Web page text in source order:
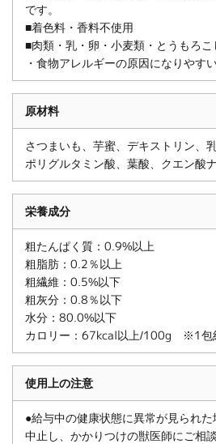
です。
■着色料・香料不使用
■肉類・乳・卵・小麦類・とうもろこ
・食物アレルギーの原因になりやす
原材料
さつまいも、芋蜜、デキストリン、
ポリグルタミン酸、葉酸、クエン酸
栄養成分
粗たんぱく質：0.9%以上
粗脂肪：0.2％以上
粗繊維：0.5%以下
粗灰分：0.8％以下
水分：80.0%以下
カロリー：67kcal以上/100g ※1包
使用上の注意
●給与中の健康状態に異常が見られ
中止し、かかりつけの獣医師にご相談